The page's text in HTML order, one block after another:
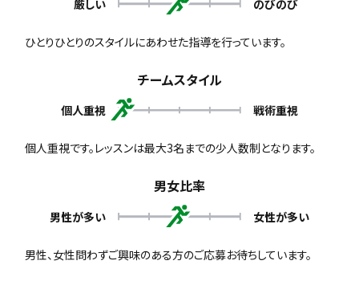
厳しい のびのび
ひとりひとりのスタイルにあわせた指導を行っています。
チームスタイル
個人重視 戦術重視
個人重視です。レッスンは最大3名までの少人数制となります。
男女比率
男性が多い 女性が多い
男性、女性問わずご興味のある方のご応募お待ちしています。